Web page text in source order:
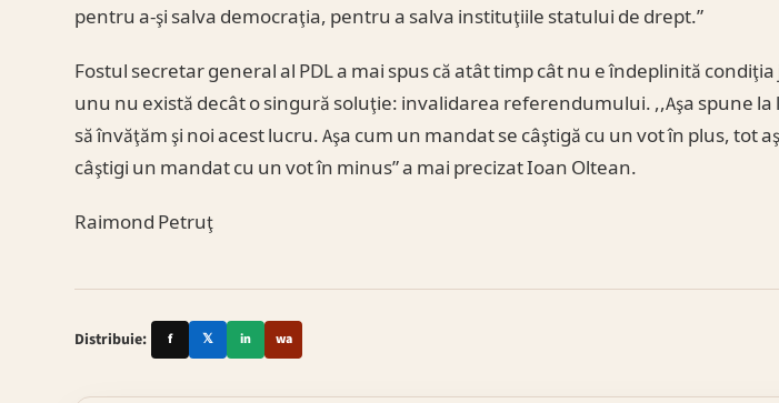
pentru a-şi salva democraţia, pentru a salva instituţiile statului de drept.”
Fostul secretar general al PDL a mai spus că atât timp cât nu e îndeplinită
unu nu există decât o singură soluţie: invalidarea referendumului. ,,Aşa spune la
să învăţăm şi noi acest lucru. Aşa cum un mandat se câştigă cu un vot în plus, tot
câştigi un mandat cu un vot în minus” a mai precizat Ioan Oltean.
Raimond Petruţ
Distribuie: f 𝕏 in wa